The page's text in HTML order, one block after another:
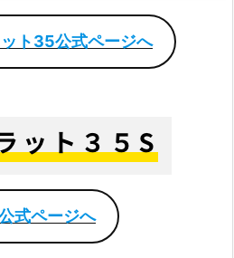
ト35公式ページへ
式ページへ